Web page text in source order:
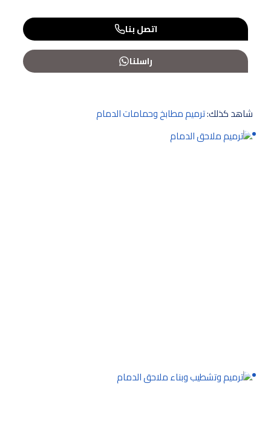
اتصل بنا
راسلنا
شاهد كذلك:ترميم مطابخ وحمامات الدمام